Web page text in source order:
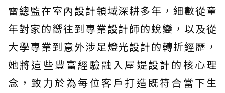
雷總監在室內設計領域深耕多年，細數從童
年對家的嚮往到專業設計師的蛻變，以及從
大學專業到意外涉足燈光設計的轉折經歷，
她將這些豐富經驗融入屋媞設計的核心理
念，致力於為每位客戶打造既符合當下生